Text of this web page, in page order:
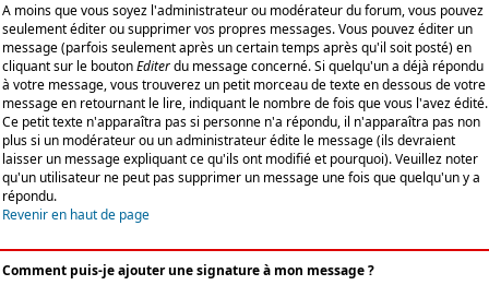
A moins que vous soyez l'administrateur ou modérateur du forum, vous pouvez
seulement éditer ou supprimer vos propres messages. Vous pouvez éditer un
message (parfois seulement après un certain temps après qu'il soit posté) en
cliquant sur le boutonEditerdu message concerné. Si quelqu'un a déjà répondu
à votre message, vous trouverez un petit morceau de texte en dessous de votre
message en retournant le lire, indiquant le nombre de fois que vous l'avez édité.
Ce petit texte n'apparaîtra pas si personne n'a répondu, il n'apparaîtra pas non
plus si un modérateur ou un administrateur édite le message (ils devraient
laisser un message expliquant ce qu'ils ont modifié et pourquoi). Veuillez noter
qu'un utilisateur ne peut pas supprimer un message une fois que quelqu'un y a
répondu.
Revenir en haut de page
Comment puis-je ajouter une signature à mon message ?